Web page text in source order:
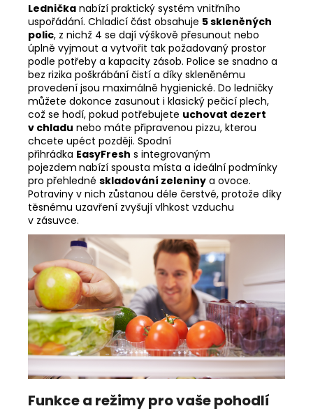
Lednička nabízí praktický systém vnitřního
uspořádání. Chladicí část obsahuje 5 skleněných
polic, z nichž 4 se dají výškově přesunout nebo
úplně vyjmout a vytvořit tak požadovaný prostor
podle potřeby a kapacity zásob. Police se snadno a
bez rizika poškrábání čistí a díky skleněnému
provedení jsou maximálně hygienické. Do ledničky
můžete dokonce zasunout i klasický pečicí plech,
což se hodí, pokud potřebujete uchovat dezert
v chladu nebo máte připravenou pizzu, kterou
chcete upéct později. Spodní
přihrádka EasyFresh s integrovaným
pojezdem nabízí spousta místa a ideální podmínky
pro přehledné skladování zeleniny a ovoce.
Potraviny v nich zůstanou déle čerstvé, protože díky
těsnému uzavření zvyšují vlhkost vzduchu
v zásuvce.
Funkce a režimy pro vaše pohodlí